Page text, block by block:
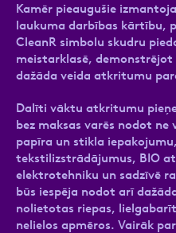
Kamēr pieaugušie
laukuma darbības kārtību,
CleanR simbolu skudru
meistarklasē, demonstrējot
dažāda veida atkritumu
Dalīti vāktu atkritumu
bez maksas varēs nodot
papīra un stikla
tekstilizstrādājumus, BIO
elektrotehniku un sadzīvē
būs iespēja nodot arī
nolietotas riepas,
nelielos apmēros. Vairāk